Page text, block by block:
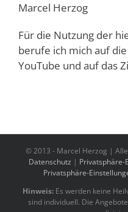
Marcel Herzog
Für die Nutzung der
berufe ich mich auf
YouTube und auf das
© 2013 - Marcel Herzog |
Datenschutz | Privatsphäre-
Privatsphäre-
Hinweis: Es werden keine
sind individuell. Die